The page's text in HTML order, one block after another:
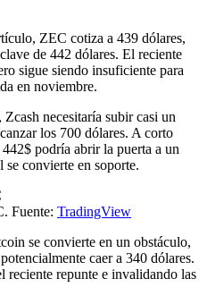
ZEC cotiza a 439 dólares,
de 442 dólares. El reciente
sigue siendo insuficiente para
en noviembre.
necesitaría subir casi un
los 700 dólares. A corto
podría abrir la puerta a un
convierte en soporte.
Fuente: TradingView
se convierte en un obstáculo,
caer a 340 dólares.
reciente repunte e invalidando las